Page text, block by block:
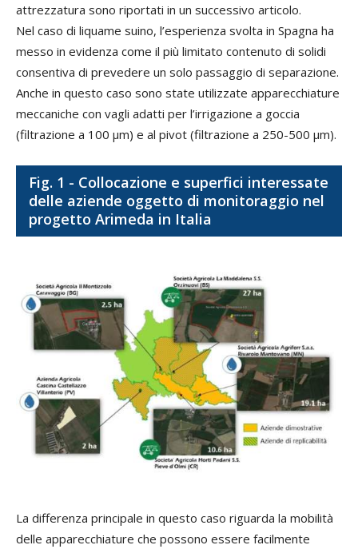
attrezzatura sono riportati in un successivo articolo.
Nel caso di liquame suino, l’esperienza svolta in Spagna ha
messo in evidenza come il più limitato contenuto di solidi
consentiva di prevedere un solo passaggio di separazione.
Anche in questo caso sono state utilizzate apparecchiature
meccaniche con vagli adatti per l’irrigazione a goccia
(filtrazione a 100 μm) e al pivot (filtrazione a 250-500 μm).
Fig. 1 - Collocazione e superfici interessate
delle aziende oggetto di monitoraggio nel
progetto Arimeda in Italia
La differenza principale in questo caso riguarda la mobilità
delle apparecchiature che possono essere facilmente